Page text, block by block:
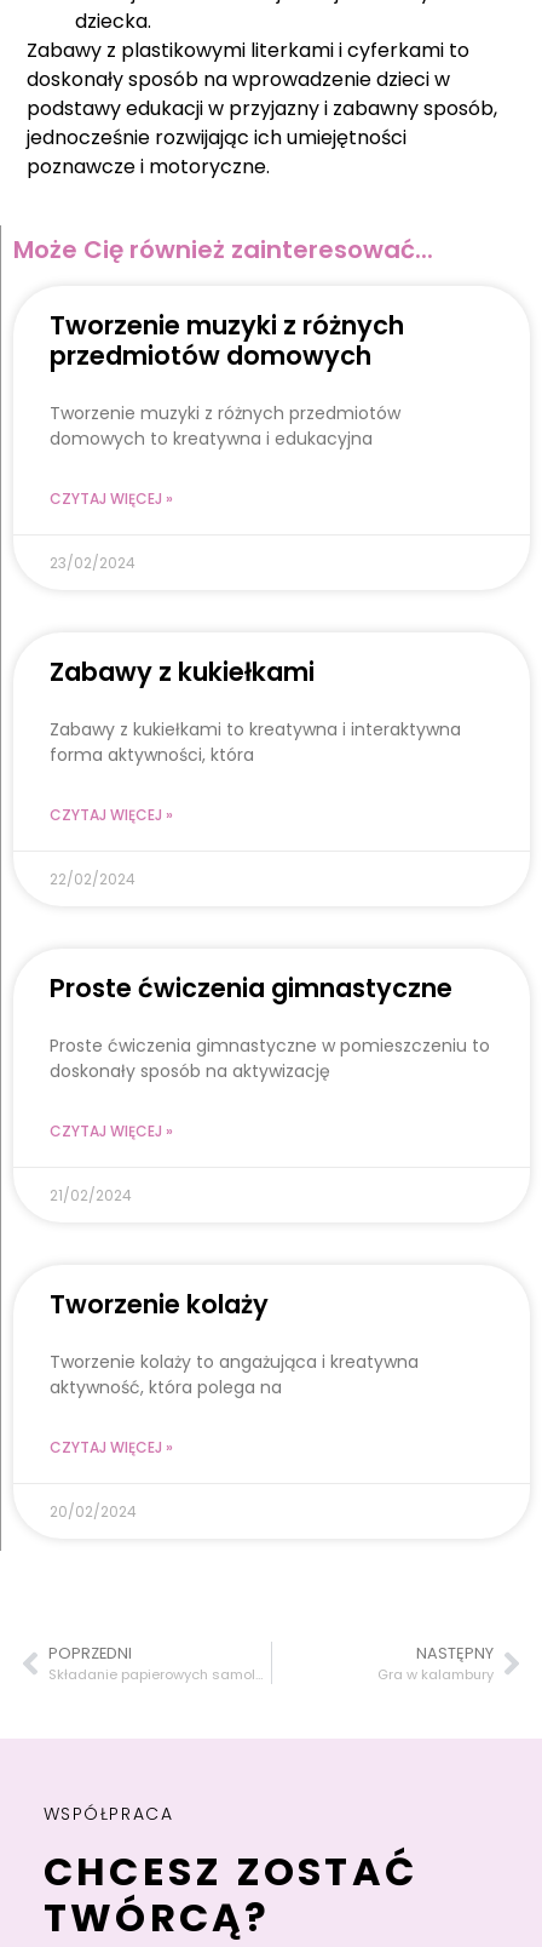
dziecka.
Zabawy z plastikowymi literkami i cyferkami to
doskonały sposób na wprowadzenie dzieci w
podstawy edukacji w przyjazny i zabawny sposób,
jednocześnie rozwijając ich umiejętności
poznawcze i motoryczne.
Może Cię również zainteresować...
Tworzenie muzyki z różnych
przedmiotów domowych
Tworzenie muzyki z różnych przedmiotów
domowych to kreatywna i edukacyjna
CZYTAJ WIĘCEJ »
23/02/2024
Zabawy z kukiełkami
Zabawy z kukiełkami to kreatywna i interaktywna
forma aktywności, która
CZYTAJ WIĘCEJ »
22/02/2024
Proste ćwiczenia gimnastyczne
Proste ćwiczenia gimnastyczne w pomieszczeniu to
doskonały sposób na aktywizację
CZYTAJ WIĘCEJ »
21/02/2024
Tworzenie kolaży
Tworzenie kolaży to angażująca i kreatywna
aktywność, która polega na
CZYTAJ WIĘCEJ »
20/02/2024
POPRZEDNI
Składanie papierowych samolotów
NASTĘPNY
Gra w kalambury
WSPÓŁPRACA
CHCESZ ZOSTAĆ
TWÓRCĄ?